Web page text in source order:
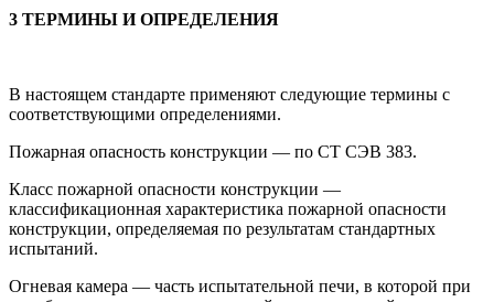
3 ТЕРМИНЫ И ОПРЕДЕЛЕНИЯ
В настоящем стандарте применяют следующие термины с
соответствующими определениями.
Пожарная опасность конструкции — по СТ СЭВ 383.
Класс пожарной опасности конструкции —
классификационная характеристика пожарной опасности
конструкции, определяемая по результатам стандартных
испытаний.
Огневая камера — часть испытательной печи, в которой при